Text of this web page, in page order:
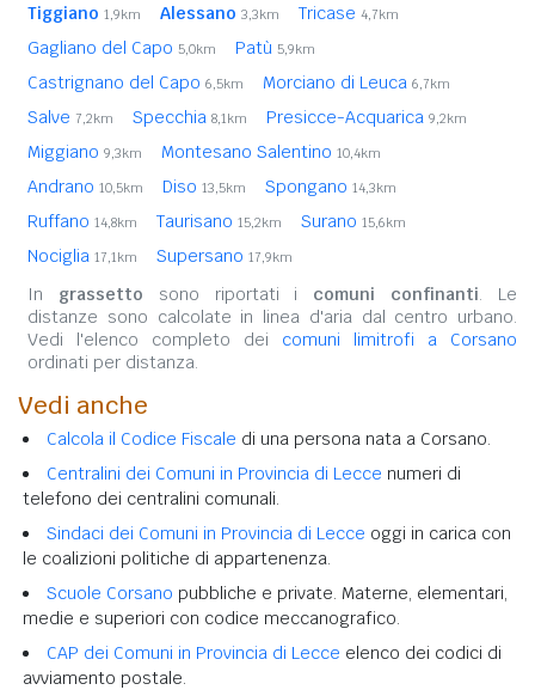
Tiggiano 1,9km Alessano 3,3km Tricase 4,7km
Gagliano del Capo 5,0km Patù 5,9km
Castrignano del Capo 6,5km Morciano di Leuca 6,7km
Salve 7,2km Specchia 8,1km Presicce-Acquarica 9,2km
Miggiano 9,3km Montesano Salentino 10,4km
Andrano 10,5km Diso 13,5km Spongano 14,3km
Ruffano 14,8km Taurisano 15,2km Surano 15,6km
Nociglia 17,1km Supersano 17,9km
In grassetto sono riportati i comuni confinanti. Le
distanze sono calcolate in linea d'aria dal centro urbano.
Vedi l'elenco completo dei comuni limitrofi a Corsano
ordinati per distanza.
Vedi anche
Calcola il Codice Fiscale di una persona nata a Corsano.
Centralini dei Comuni in Provincia di Lecce numeri di
telefono dei centralini comunali.
Sindaci dei Comuni in Provincia di Lecce oggi in carica con
le coalizioni politiche di appartenenza.
Scuole Corsano pubbliche e private. Materne, elementari,
medie e superiori con codice meccanografico.
CAP dei Comuni in Provincia di Lecce elenco dei codici di
avviamento postale.